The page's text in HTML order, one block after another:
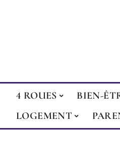
4 ROUES BIEN-
LOGEMENT